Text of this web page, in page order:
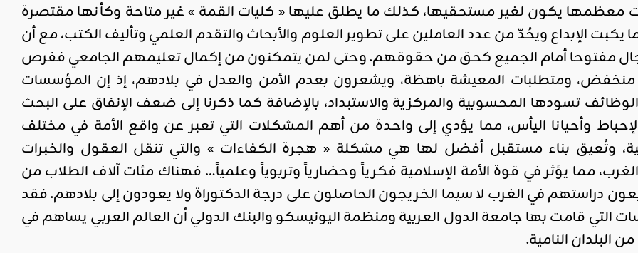
معظمها يكون لغير مستحقيها، كذلك ما يطلق عليها « كليات القمة » غير متاحة وكأنها مقتصرة
الإبداع ويحُدّ من عدد العاملين على تطوير العلوم والأبحاث والتقدم العلمي وتأليف الكتب، مع أن
مفتوحا أمام الجميع كحق من حقوقهم. وحتى لمن يتمكنون من إكمال تعليمهم الجامعي ففرص
منخفض، ومتطلبات المعيشة باهظة، ويشعرون بعدم الأمن والعدل في بلادهم، إذ إن المؤسسات
تسودها المحسوبية والمركزية والاستبداد، بالإضافة كما ذكرنا إلى ضعف الإنفاق على البحث
وأحيانا اليأس، مما يؤدي إلى واحدة من أهم المشكلات التي تعبر عن واقع الأمة في مختلف
وتُعيق بناء مستقبل أفضل لها هي مشكلة « هجرة الكفاءات » والتي تنقل العقول والخبرات
مما يؤثر في قوة الأمة الإسلامية فكرياً وحضارياً وتربوياً وعلمياً… فهناك مئات آلاف الطلاب من
دراستهم في الغرب لا سيما الخريجون الحاصلون على درجة الدكتوراة ولا يعودون إلى بلادهم. فقد
التي قامت بها جامعة الدول العربية ومنظمة اليونيسكو والبنك الدولي أن العالم العربي يساهم في
البلدان النامية.